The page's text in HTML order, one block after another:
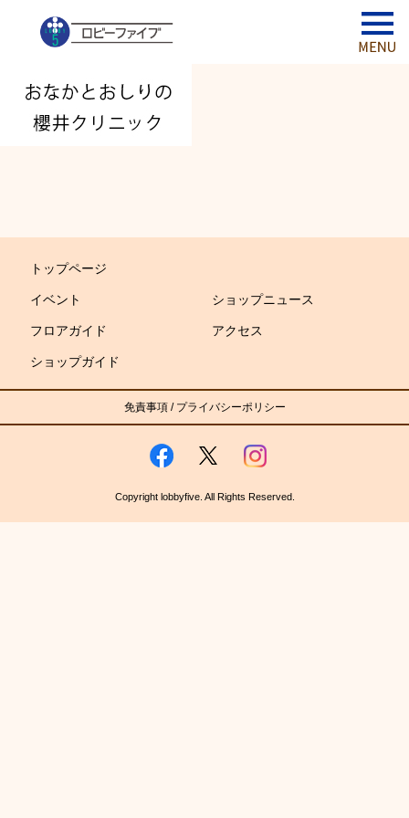
トップページ
イベント ショップニュース
フロアガイド アクセス
ショップガイド
免責事項/ プライバシーポリシー
Copyright lobbyfive. All Rights Reserved.